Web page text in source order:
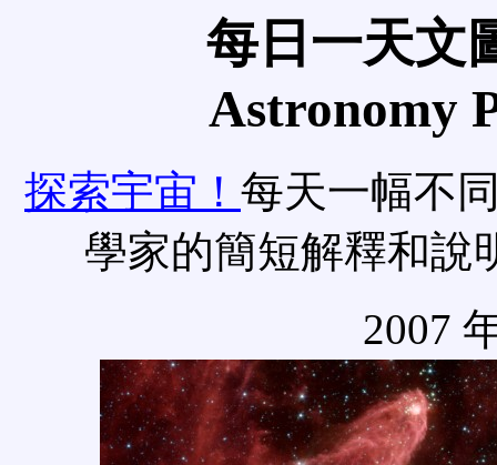
每日一天文
Astronomy
探索宇宙！ 每天一幅不
學家的簡短解釋和說
2007